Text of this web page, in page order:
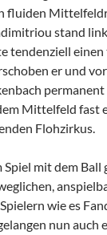
fluiden
stand
tendenziell einen
er und
Mittelfeld fast
Flohzirkus.
Spiel mit dem Ball
wie es
nun auch